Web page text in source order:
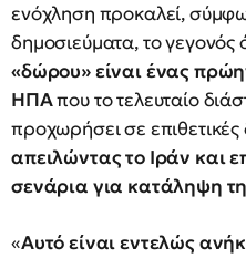
ενόχληση προκαλεί,
δημοσιεύματα, το γεγονός
«δώρου» είναι ένας
ΗΠΑπου το τελευταίο
προχωρήσει σε
απειλώντας το Ιράν και
σενάρια για κατάληψη
«Αυτό είναι εντελώς